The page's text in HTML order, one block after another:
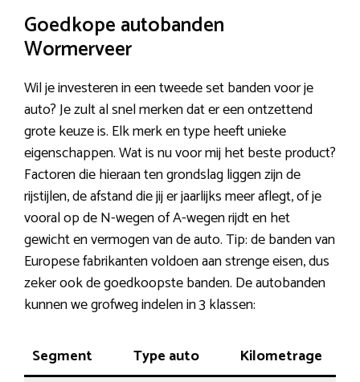
Goedkope autobanden
Wormerveer
Wil je investeren in een tweede set banden voor je
auto? Je zult al snel merken dat er een ontzettend
grote keuze is. Elk merk en type heeft unieke
eigenschappen. Wat is nu voor mij het beste product?
Factoren die hieraan ten grondslag liggen zijn de
rijstijlen, de afstand die jij er jaarlijks meer aflegt, of je
vooral op de N-wegen of A-wegen rijdt en het
gewicht en vermogen van de auto. Tip: de banden van
Europese fabrikanten voldoen aan strenge eisen, dus
zeker ook de goedkoopste banden. De autobanden
kunnen we grofweg indelen in 3 klassen:
Segment Type auto Kilometrage